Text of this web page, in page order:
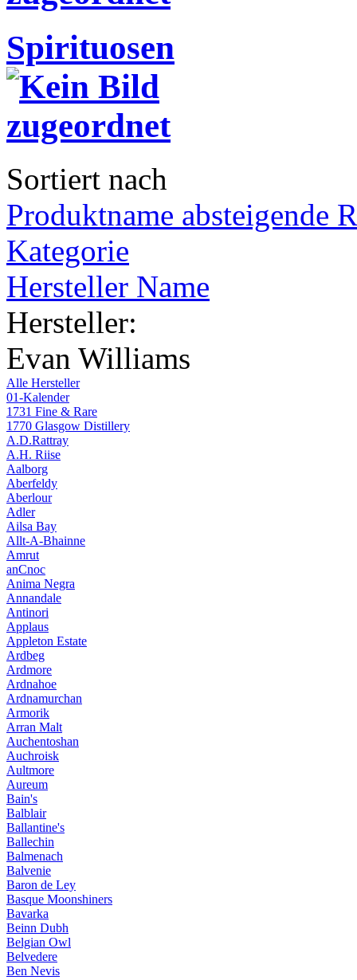
Spirituosen
Sortiert nach
Produktname absteigende
Kategorie
Hersteller Name
Hersteller:
Evan Williams
Alle Hersteller
01-Kalender
1731 Fine & Rare
1770 Glasgow Distillery
A.D.Rattray
A.H. Riise
Aalborg
Aberfeldy
Aberlour
Adler
Ailsa Bay
Allt-A-Bhainne
Amrut
anCnoc
Anima Negra
Annandale
Antinori
Applaus
Appleton Estate
Ardbeg
Ardmore
Ardnahoe
Ardnamurchan
Armorik
Arran Malt
Auchentoshan
Auchroisk
Aultmore
Aureum
Bain's
Balblair
Ballantine's
Ballechin
Balmenach
Balvenie
Baron de Ley
Basque Moonshiners
Bavarka
Beinn Dubh
Belgian Owl
Belvedere
Ben Nevis